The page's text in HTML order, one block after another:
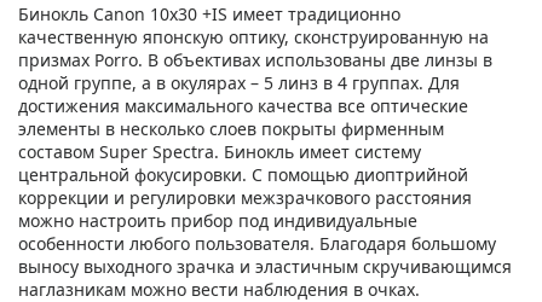
Бинокль Canon 10x30 +IS имеет традиционно
качественную японскую оптику, сконструированную на
призмах Porro. В объективах использованы две линзы в
одной группе, а в окулярах – 5 линз в 4 группах. Для
достижения максимального качества все оптические
элементы в несколько слоев покрыты фирменным
составом Super Spectra. Бинокль имеет систему
центральной фокусировки. С помощью диоптрийной
коррекции и регулировки межзрачкового расстояния
можно настроить прибор под индивидуальные
особенности любого пользователя. Благодаря большому
выносу выходного зрачка и эластичным скручивающимся
наглазникам можно вести наблюдения в очках.